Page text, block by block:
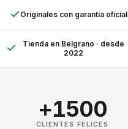
Originales con garantía oficial
Tienda en Belgrano · desde
2022
+1500
CLIENTES FELICES